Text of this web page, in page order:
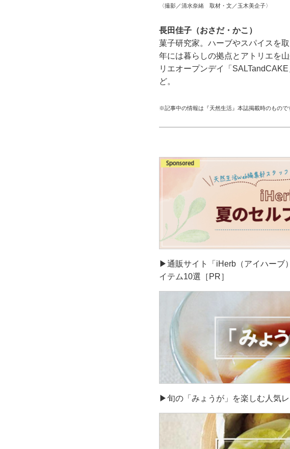
〈撮影／清水奈緒 取材・文／玉木美企子〉
長田佳子（おさだ・かこ）
菓子研究家。ハーブやスパイスを
年には暮らしの拠点とアトリエを
リエオープンデイ「
ど。
※記事中の情報は『天然生活』本誌掲載時のもので
▶通販サイト「iHerb（アイハーブ
イテム10選［PR］
▶旬の「みょうが」を楽しむ人気